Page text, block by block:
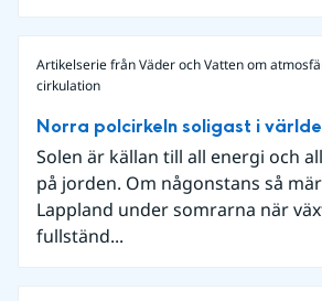
Artikelserie från Väder och Vatten om
cirkulation
Norra polcirkeln soligast i
Solen är källan till all energi och
på jorden. Om någonstans så
Lappland under somrarna när
fullständ...